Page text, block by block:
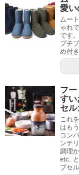
愛い
ムー
ゃれ
です
プチ
め付
フ
すい
セ
これ
はも
コン
ンテ
調理
etc.
プセ